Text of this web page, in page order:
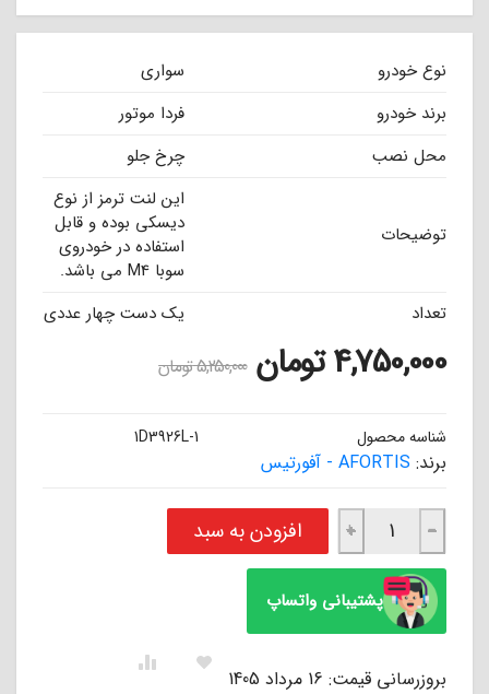
نوع خودرو
سواری
برند خودرو
فردا موتور
محل نصب
چرخ جلو
توضیحات
این لنت ترمز از نوع
دیسکی بوده و قابل
استفاده در خودروی
سوبا M4 می باشد.
تعداد
یک دست چهار عددی
4,750,000تومان 5,250,000تومان
شناسه محصول 1D3926L-1
برند: AFORTIS - آفورتیس
لنت ترمز جلو سوبا M4 آفورتیس AFORTIS عدد
−
+ افزودن به سبد
پشتیبانی واتساپ
بروزرسانی قیمت: 16 مرداد 1405